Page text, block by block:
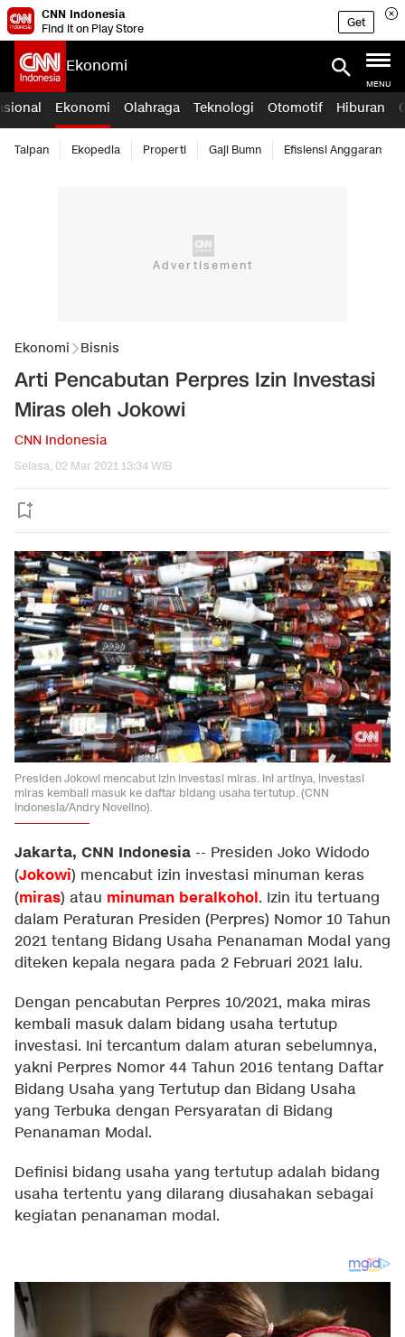
CNN Indonesia
Find it on Play Store
Get
Ekonomi
MENU
Ekonomi Olahraga Teknologi Otomotif Hiburan
Taipan Ekopedia Properti Gaji Bumn Efisiensi Anggaran
Ekonomi Bisnis
Arti Pencabutan Perpres Izin Investasi
Miras oleh Jokowi
CNN Indonesia
Selasa, 02 Mar 2021 13:34 WIB
Presiden Jokowi mencabut izin investasi miras. Ini artinya, investasi
miras kembali masuk ke daftar bidang usaha tertutup. (CNN
Indonesia/Andry Novelino).
Jakarta, CNN Indonesia -- Presiden Joko Widodo
(Jokowi) mencabut izin investasi minuman keras
(miras) atau minuman beralkohol. Izin itu tertuang
dalam Peraturan Presiden (Perpres) Nomor 10 Tahun
2021 tentang Bidang Usaha Penanaman Modal yang
diteken kepala negara pada 2 Februari 2021 lalu.
Dengan pencabutan Perpres 10/2021, maka miras
kembali masuk dalam bidang usaha tertutup
investasi. Ini tercantum dalam aturan sebelumnya,
yakni Perpres Nomor 44 Tahun 2016 tentang Daftar
Bidang Usaha yang Tertutup dan Bidang Usaha
yang Terbuka dengan Persyaratan di Bidang
Penanaman Modal.
Definisi bidang usaha yang tertutup adalah bidang
usaha tertentu yang dilarang diusahakan sebagai
kegiatan penanaman modal.